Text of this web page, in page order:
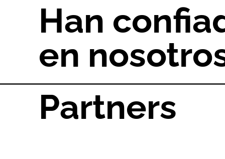
Han
en
Partners